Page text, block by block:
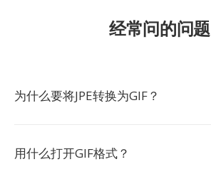
经常问的问题
为什么要将JPE转换为GIF？
用什么打开GIF格式？